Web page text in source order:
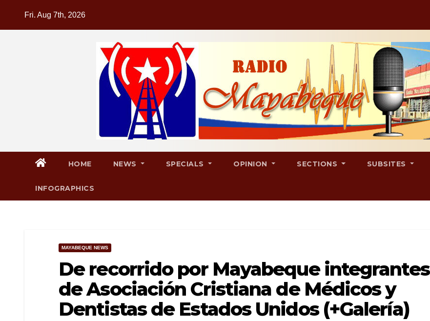
Fri. Aug 7th, 2026
HOME NEWS SPECIALS OPINION SECTIONS SUBSITES
INFOGRAPHICS
MAYABEQUE NEWS
De recorrido por Mayabeque integrantes
de Asociación Cristiana de Médicos y
Dentistas de Estados Unidos (+Galería)